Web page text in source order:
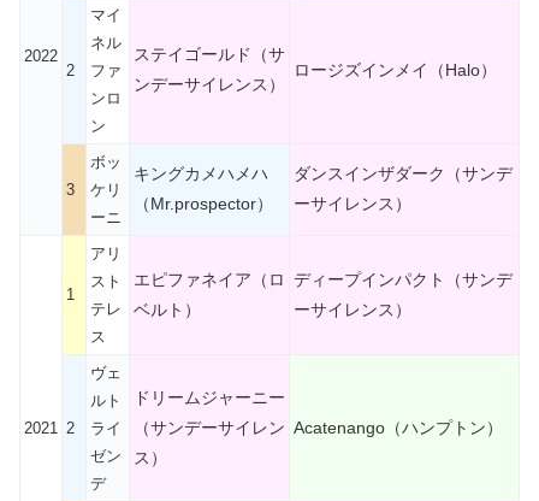
2022
2
マイ
ネル
ファ
ンロ
ン
ステイゴールド（サ
ンデーサイレンス）
ロージズインメイ（Halo）
3
ボッ
ケリ
ーニ
キングカメハメハ
（Mr.prospector）
ダンスインザダーク（サンデ
ーサイレンス）
2021
1
アリ
スト
テレ
ス
エピファネイア（ロ
ベルト）
ディープインパクト（サンデ
ーサイレンス）
2
ヴェ
ルト
ライ
ゼン
デ
ドリームジャーニー
（サンデーサイレン
ス）
Acatenango（ハンプトン）